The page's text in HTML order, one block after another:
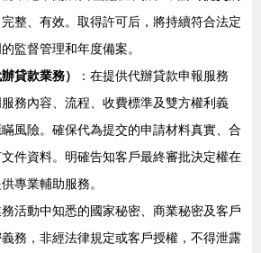
整、有效。取得許可后，將持續符合法定
監督管理和年度備案。
貸款業務）
：在提供代辦貸款申報服務
務內容、流程、收費標準及雙方權利義
風險。確保代為提交的申請材料真實、合
件資料。明確告知客戶最終審批決定權在
專業輔助服務。
務活動中知悉的國家秘密、商業秘密及客戶
務，非經法律規定或客戶授權，不得泄露